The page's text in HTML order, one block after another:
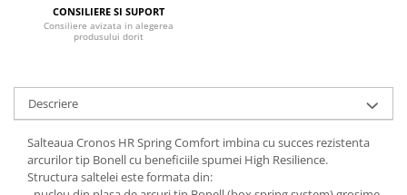
Mese gradinita
Scaune gradinita
Mobilier copii
Mobila camera copii
Scaune birou pentru copii
Saltele patuturi copii
CONSILIERE SI SUPORT
Consiliere avizata in alegerea
produsului dorit
Descriere
Salteaua Cronos HR Spring Comfort imbina cu succes rezistenta
arcurilor tip Bonell cu beneficiile spumei High Resilience.
Structura saltelei este formata din: